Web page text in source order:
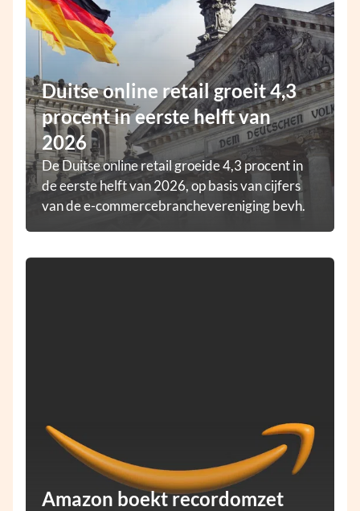
Duitse online retail groeit 4,3
procent in eerste helft van
2026
De Duitse online retail groeide 4,3 procent in
de eerste helft van 2026, op basis van cijfers
van de e-commercebranchevereniging bevh.
Amazon boekt recordomzet